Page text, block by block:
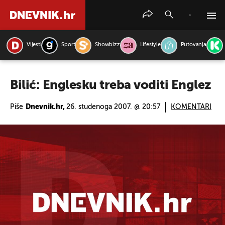
Vijesti Sport Showbizz Lifestyle Putovanja
Bilić: Englesku treba voditi Englez
Piše Dnevnik.hr, 26. studenoga 2007. @ 20:57 KOMENTARI
PRETRAŽITE VIJESTI